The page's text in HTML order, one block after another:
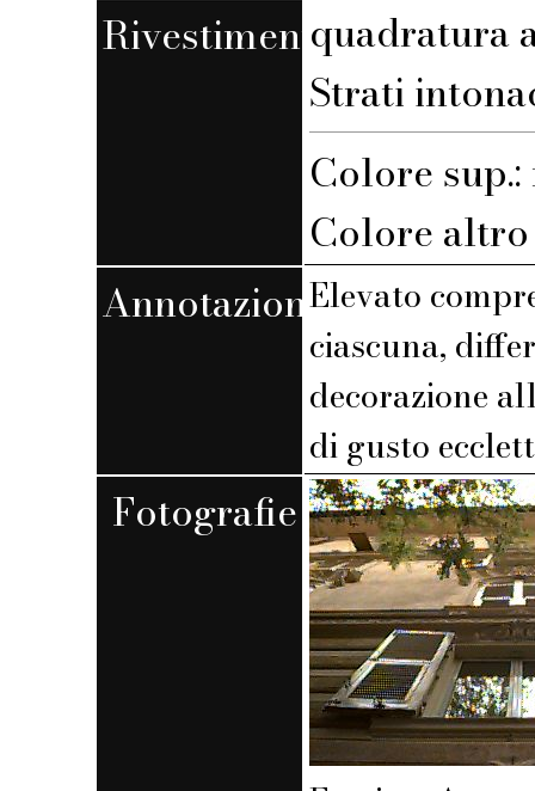
Rivestimentoquadratura
Strati
Colore
Colore altro
AnnotazioniElevato
ciascuna,
decorazione
di gusto
Fotografie